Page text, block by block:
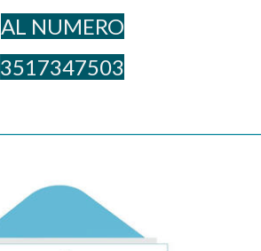
AL NUME​RO
3517347503